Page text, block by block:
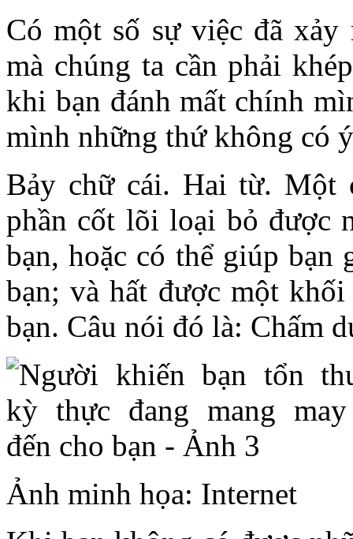
Có một số sự việc đã xảy
mà chúng ta cần phải
khi bạn đánh mất chính
mình những thứ không có
Bảy chữ cái. Hai từ. Một
phần cốt lõi loại bỏ được
bạn, hoặc có thể giúp
bạn; và hất được một
bạn. Câu nói đó là: Chấm
Ảnh minh họa: Internet